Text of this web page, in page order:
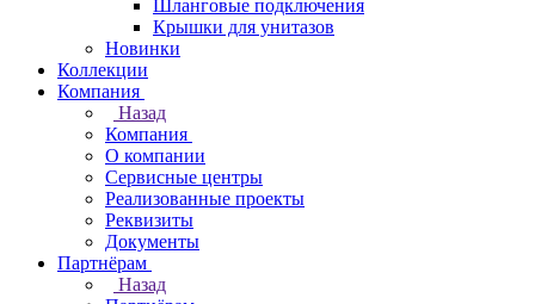
Шланговые подключения
Крышки для унитазов
Новинки
Коллекции
Компания
Назад
Компания
О компании
Сервисные центры
Реализованные проекты
Реквизиты
Документы
Партнёрам
Назад